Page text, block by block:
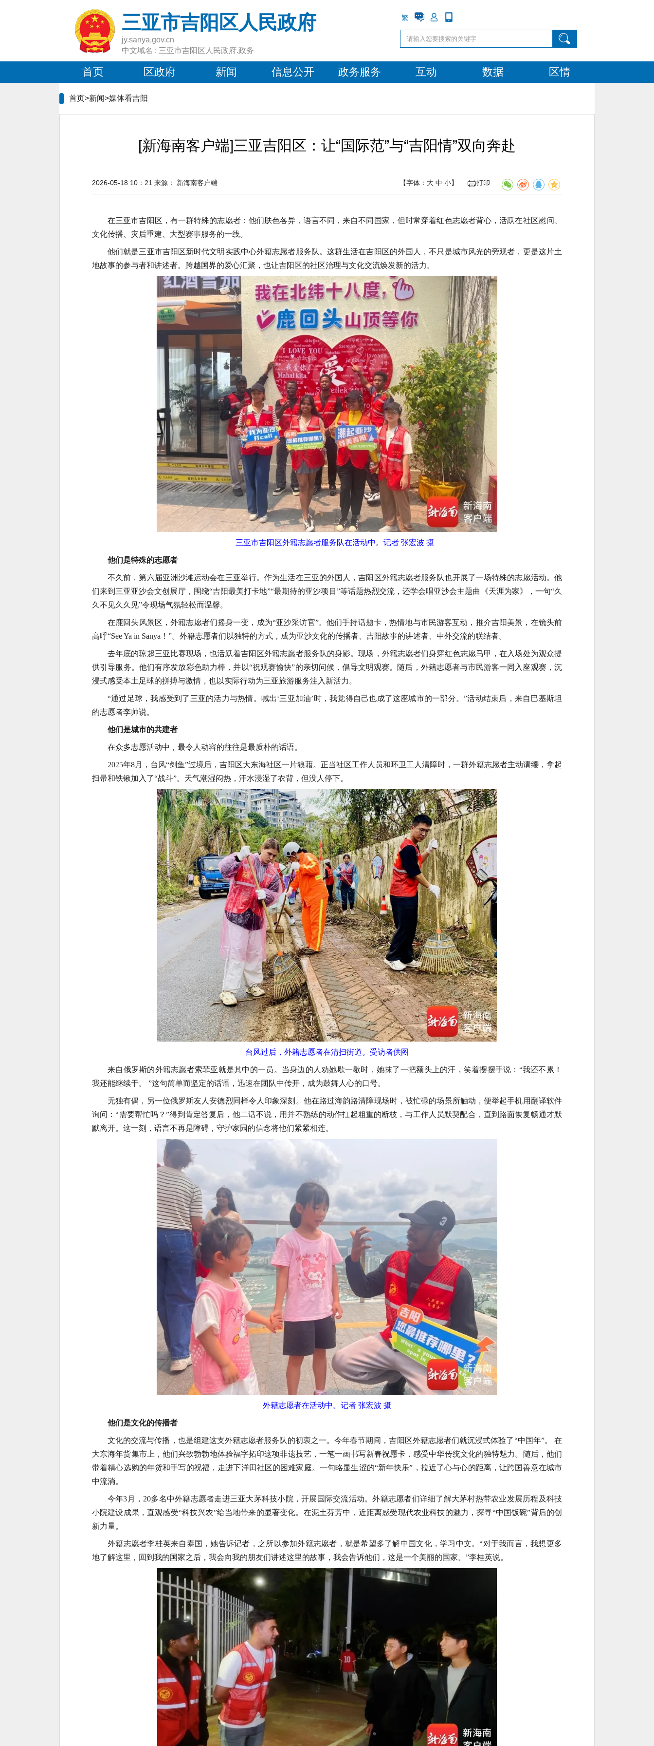
三亚市吉阳区人民政府
jy.sanya.gov.cn
中文域名 : 三亚市吉阳区人民政府.政务
繁
首页 区政府 新闻 信息公开 政务服务 互动 数据 区情
首页>新闻>媒体看吉阳
[新海南客户端]三亚吉阳区：让“国际范”与“吉阳情”双向奔赴
【字体： 大 中 小】 打印
2026-05-18 10：21 来源： 新海南客户端
在三亚市吉阳区，有一群特殊的志愿者：他们肤色各异，语言不同，来自不同国家，但时常穿着红色志愿者背心，活跃在社区慰问、
文化传播、灾后重建、大型赛事服务的一线。
他们就是三亚市吉阳区新时代文明实践中心外籍志愿者服务队。这群生活在吉阳区的外国人，不只是城市风光的旁观者，更是这片土
地故事的参与者和讲述者。跨越国界的爱心汇聚，也让吉阳区的社区治理与文化交流焕发新的活力。
三亚市吉阳区外籍志愿者服务队在活动中。记者 张宏波 摄
他们是特殊的志愿者
不久前，第六届亚洲沙滩运动会在三亚举行。作为生活在三亚的外国人，吉阳区外籍志愿者服务队也开展了一场特殊的志愿活动。他
们来到三亚亚沙会文创展厅，围绕“吉阳最美打卡地”“最期待的亚沙项目”等话题热烈交流，还学会唱亚沙会主题曲《天涯为家》，一句“久
久不见久久见”令现场气氛轻松而温馨。
在鹿回头风景区，外籍志愿者们摇身一变，成为“亚沙采访官”。他们手持话题卡，热情地与市民游客互动，推介吉阳美景，在镜头前
高呼“See Ya in Sanya！”。外籍志愿者们以独特的方式，成为亚沙文化的传播者、吉阳故事的讲述者、中外交流的联结者。
去年底的琼超三亚比赛现场，也活跃着吉阳区外籍志愿者服务队的身影。现场，外籍志愿者们身穿红色志愿马甲，在入场处为观众提
供引导服务。他们有序发放彩色助力棒，并以“祝观赛愉快”的亲切问候，倡导文明观赛。随后，外籍志愿者与市民游客一同入座观赛，沉
浸式感受本土足球的拼搏与激情，也以实际行动为三亚旅游服务注入新活力。
“通过足球，我感受到了三亚的活力与热情。喊出‘三亚加油’时，我觉得自己也成了这座城市的一部分。”活动结束后，来自巴基斯坦
的志愿者李帅说。
他们是城市的共建者
在众多志愿活动中，最令人动容的往往是最质朴的话语。
2025年8月，台风“剑鱼”过境后，吉阳区大东海社区一片狼藉。正当社区工作人员和环卫工人清障时，一群外籍志愿者主动请缨，拿起
扫帚和铁锹加入了“战斗”。天气潮湿闷热，汗水浸湿了衣背，但没人停下。
台风过后，外籍志愿者在清扫街道。受访者供图
来自俄罗斯的外籍志愿者索菲亚就是其中的一员。当身边的人劝她歇一歇时，她抹了一把额头上的汗，笑着摆摆手说：“我还不累！
我还能继续干。 ”这句简单而坚定的话语，迅速在团队中传开，成为鼓舞人心的口号。
无独有偶，另一位俄罗斯友人安德烈同样令人印象深刻。他在路过海韵路清障现场时，被忙碌的场景所触动，便举起手机用翻译软件
询问：“需要帮忙吗？”得到肯定答复后，他二话不说，用并不熟练的动作扛起粗重的断枝，与工作人员默契配合，直到路面恢复畅通才默
默离开。这一刻，语言不再是障碍，守护家园的信念将他们紧紧相连。
外籍志愿者在活动中。记者 张宏波 摄
他们是文化的传播者
文化的交流与传播，也是组建这支外籍志愿者服务队的初衷之一。今年春节期间，吉阳区外籍志愿者们就沉浸式体验了“中国年”。 在
大东海年货集市上，他们兴致勃勃地体验福字拓印这项非遗技艺，一笔一画书写新春祝愿卡，感受中华传统文化的独特魅力。随后，他们
带着精心选购的年货和手写的祝福，走进下洋田社区的困难家庭。一句略显生涩的“新年快乐”，拉近了心与心的距离，让跨国善意在城市
中流淌。
今年3月，20多名中外籍志愿者走进三亚大茅科技小院，开展国际交流活动。外籍志愿者们详细了解大茅村热带农业发展历程及科技
小院建设成果，直观感受“科技兴农”给当地带来的显著变化。在泥土芬芳中，近距离感受现代农业科技的魅力，探寻“中国饭碗”背后的创
新力量。
外籍志愿者李桂英来自泰国，她告诉记者，之所以参加外籍志愿者，就是希望多了解中国文化，学习中文。“对于我而言，我想更多
地了解这里，回到我的国家之后，我会向我的朋友们讲述这里的故事，我会告诉他们，这是一个美丽的国家。”李桂英说。